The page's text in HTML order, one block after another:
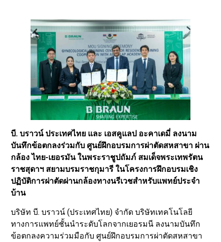
บี. บราวน์ ประเทศไทย และ เอสคูแลป อะคาเดมี่ ลงนาม
บันทึกข้อตกลงร่วมกับ ศูนย์ฝึกอบรมการผ่าตัดสหสาขา ผ่าน
กล้อง ไทย-เยอรมัน ในพระราชูปถัมภ์ สมเด็จพระเทพรัตน
ราชสุดาฯ สยามบรมราชกุมารี ในโครงการฝึกอบรมเชิง
ปฏิบัติการผ่าตัดผ่านกล้องทางนรีเวชสำหรับแพทย์ประจำ
บ้าน
บริษัท บี. บราวน์ (ประเทศไทย) จำกัด บริษัทเทคโนโลยี
ทางการแพทย์ชั้นนำระดับโลกจากเยอรมนี ลงนามบันทึก
ข้อตกลงความร่วมมือกับ ศูนย์ฝึกอบรมการผ่าตัดสหสาขา